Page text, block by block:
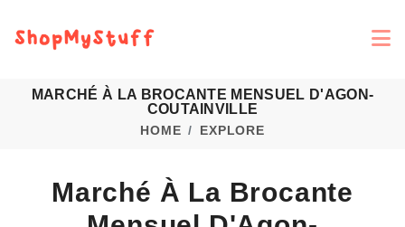
MARCHÉ À LA BROCANTE MENSUEL D'AGON-
COUTAINVILLE
HOME EXPLORE
Marché À La Brocante